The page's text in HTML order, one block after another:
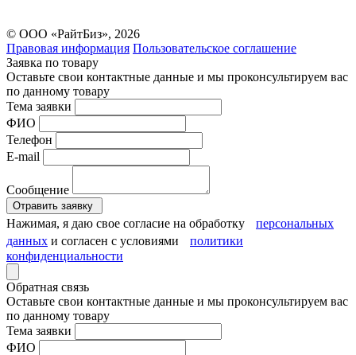
© ООО «РайтБиз», 2026
Правовая информация Пользовательское соглашение
Заявка по товару
Оставьте свои контактные данные и мы проконсультируем вас
по данному товару
Тема заявки
ФИО
Телефон
E-mail
Сообщение
Отравить заявку
Нажимая, я даю свое согласие на обработку персональных
данных и согласен с условиями политики
конфиденциальности
Обратная связь
Оставьте свои контактные данные и мы проконсультируем вас
по данному товару
Тема заявки
ФИО